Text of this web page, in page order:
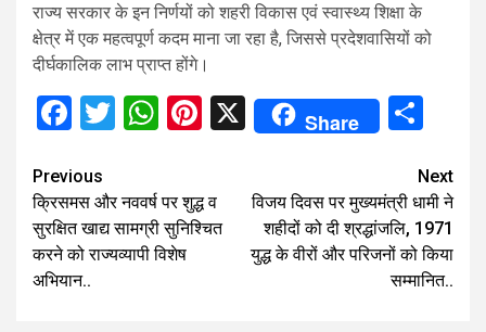
राज्य सरकार के इन निर्णयों को शहरी विकास एवं स्वास्थ्य शिक्षा के
क्षेत्र में एक महत्वपूर्ण कदम माना जा रहा है, जिससे प्रदेशवासियों को
दीर्घकालिक लाभ प्राप्त होंगे।
Facebook
Twitter
WhatsApp
Pinterest
X Share
Continue
Reading
Previous
क्रिसमस और नववर्ष पर शुद्ध व
सुरक्षित खाद्य सामग्री सुनिश्चित
करने को राज्यव्यापी विशेष
अभियान..
Next
विजय दिवस पर मुख्यमंत्री धामी ने
शहीदों को दी श्रद्धांजलि, 1971
युद्ध के वीरों और परिजनों को किया
सम्मानित..